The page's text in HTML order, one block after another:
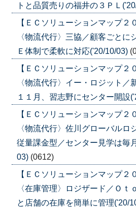
トと品質売りの福井の３ＰＬ
【ＥＣソリューションマップ
〈物流代行〉三協／顧客ごとに
Ｅ体制で柔軟に対応('20/10/03)
【ＥＣソリューションマップ
〈物流代行〉イー・ロジット／
１１月、習志野にセンター開設
【ＥＣソリューションマップ
〈物流代行〉佐川グローバルロ
従量課金型／センター見学は毎
03) (0612)
【ＥＣソリューションマップ
〈在庫管理〉ロジザード／Ｏｔ
と店舗の在庫を簡単に管理('20/